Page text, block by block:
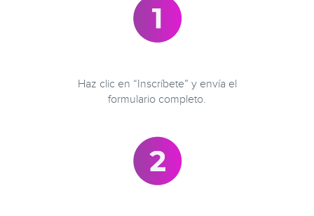
Haz clic en “Inscríbete” y envía el
formulario completo.